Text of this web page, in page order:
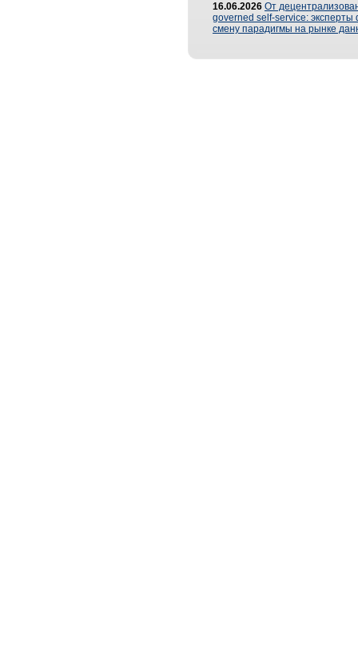
16.06.2026 От
governed self-service: эксперты
смену парадигмы на рынке